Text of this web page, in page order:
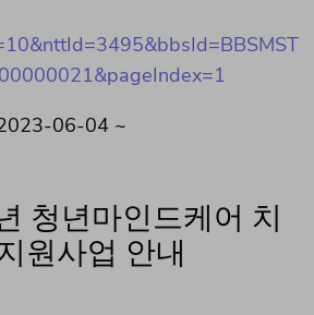
06-04 ~
청년마인드케어 치
원사업 안내